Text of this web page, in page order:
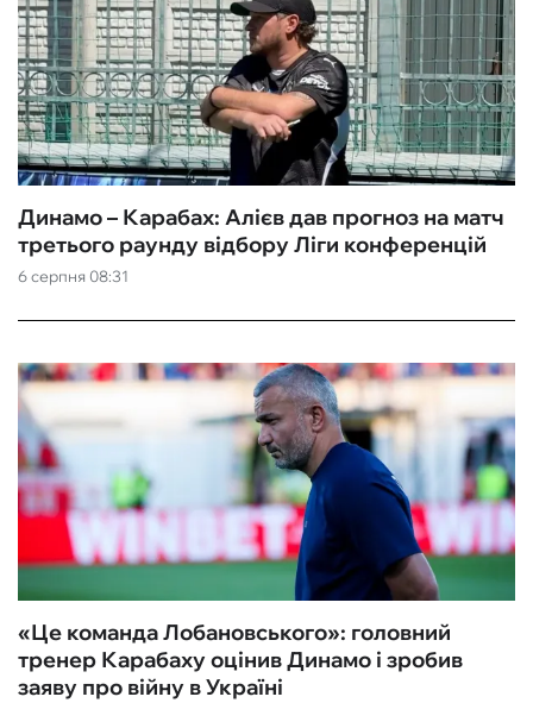
6 серпня 08:31
Динамо – Карабах: Алієв дав прогноз на матч
третього раунду відбору Ліги конференцій
«Це команда Лобановського»: головний
тренер Карабаху оцінив Динамо і зробив
заяву про війну в Україні